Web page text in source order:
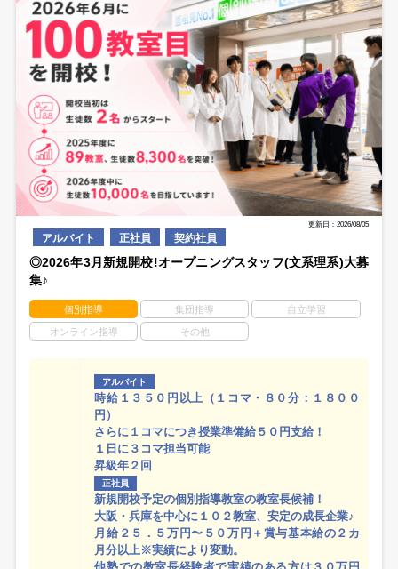
更新日：2026/08/05
アルバイト 正社員 契約社員
◎2026年3月新規開校!オープニングスタッフ(文系理系)大募
集♪
個別指導 集団指導 自立学習
オンライン指導 その他
アルバイト
時給１３５０円以上（１コマ・８０分：１８００
円）
さらに１コマにつき授業準備給５０円支給！
１日に３コマ担当可能
昇級年２回
正社員
新規開校予定の個別指導教室の教室長候補！
大阪・兵庫を中心に１０２教室、安定の成長企業♪
月給２５．５万円〜５０万円＋賞与基本給の２カ
月分以上※実績により変動。